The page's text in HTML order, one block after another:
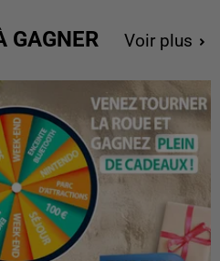
GAGNER Voir plus